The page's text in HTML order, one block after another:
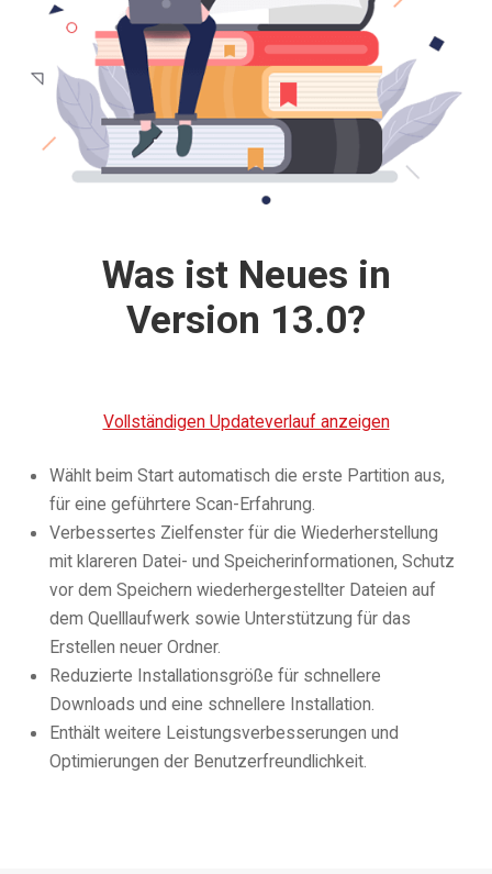
Was ist Neues in
Version 13.0?
Vollständigen Updateverlauf anzeigen
Wählt beim Start automatisch die erste Partition aus,
für eine geführtere Scan-Erfahrung.
Verbessertes Zielfenster für die Wiederherstellung
mit klareren Datei- und Speicherinformationen, Schutz
vor dem Speichern wiederhergestellter Dateien auf
dem Quelllaufwerk sowie Unterstützung für das
Erstellen neuer Ordner.
Reduzierte Installationsgröße für schnellere
Downloads und eine schnellere Installation.
Enthält weitere Leistungsverbesserungen und
Optimierungen der Benutzerfreundlichkeit.